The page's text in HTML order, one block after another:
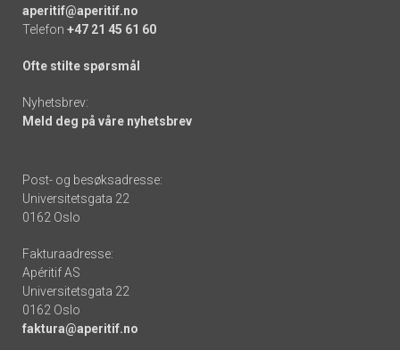
aperitif@aperitif.no
Telefon +47 21 45 61 60
Ofte stilte spørsmål
Nyhetsbrev:
Meld deg på våre nyhetsbrev
Post- og besøksadresse:
Universitetsgata 22
0162 Oslo
Fakturaadresse:
Apéritif AS
Universitetsgata 22
0162 Oslo
faktura@aperitif.no